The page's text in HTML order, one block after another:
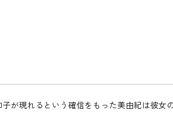
が現れるという確信をもった美由紀は彼